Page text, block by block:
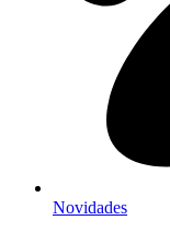
Novidades